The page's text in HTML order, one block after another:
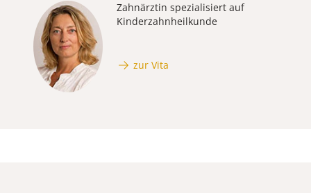
Zahnärztin spezialisiert auf
Kinderzahnheilkunde
zur Vita